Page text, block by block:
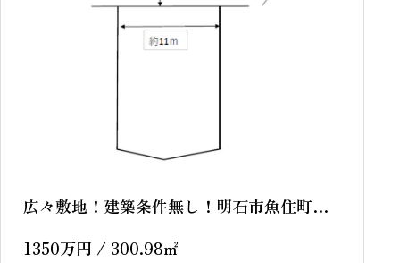
広々敷地！建築条件無し！明石市魚住町金
ヶ崎 売土地
1350万円 / 300.98㎡